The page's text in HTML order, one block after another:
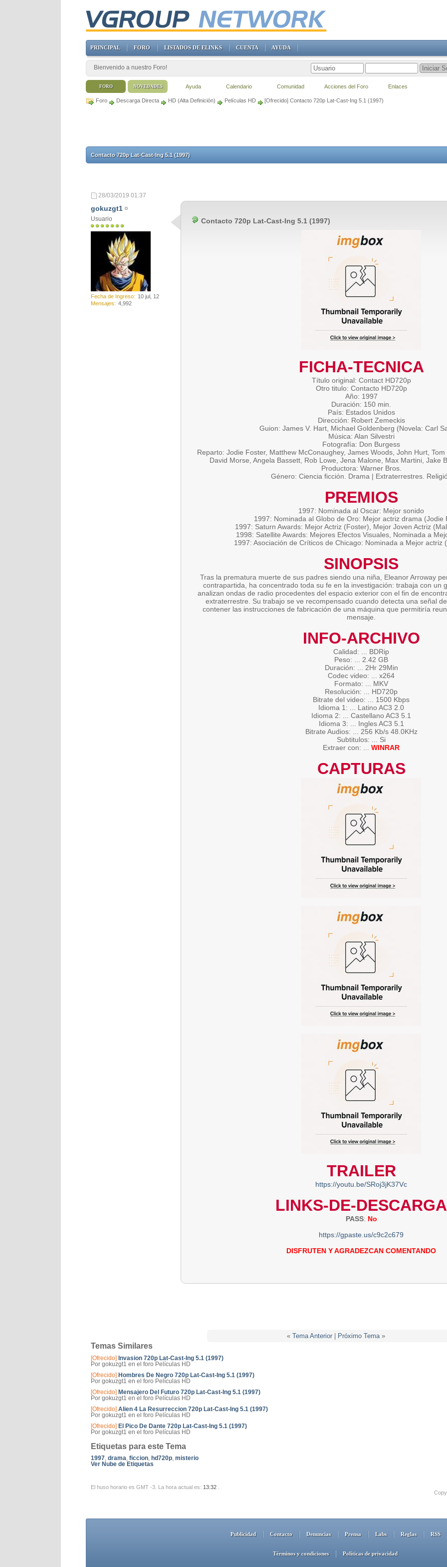
Foro Descarga Directa HD (Alta Definición) Películas HD [Ofrecido] Contacto 720p Lat-Cast-Ing 5.1 (1997)
Contacto 720p Lat-Cast-Ing 5.1 (1997)
28/03/2019 01:37
gokuzgt1
Usuario
Fecha de Ingreso
10 jul, 12
Mensajes
4,992
Contacto 720p Lat-Cast-Ing 5.1 (1997)
FICHA-TECNICA
Título original: Contact HD720p
Otro titulo: Contacto HD720p
Año: 1997
Duración: 150 min.
País: Estados Unidos
Dirección: Robert Zemeckis
Guion: James V. Hart, Michael Goldenberg (Novela: Carl
Música: Alan Silvestri
Fotografía: Don Burgess
Reparto: Jodie Foster, Matthew McConaughey, James Woods, John Hurt, Tom
David Morse, Angela Bassett, Rob Lowe, Jena Malone, Max Martini, Jake
Productora: Warner Bros.
Género: Ciencia ficción. Drama | Extraterrestres.
PREMIOS
1997: Nominada al Oscar: Mejor sonido
1997: Nominada al Globo de Oro: Mejor actriz drama (Jodie
1997: Saturn Awards: Mejor Actriz (Foster), Mejor Joven Actriz
1998: Satellite Awards: Mejores Efectos Visuales, Nominada a
1997: Asociación de Críticos de Chicago: Nominada a Mejor actriz
SINOPSIS
Tras la prematura muerte de sus padres siendo una niña, Eleanor Arroway
contrapartida, ha concentrado toda su fe en la investigación: trabaja con un
analizan ondas de radio procedentes del espacio exterior con el fin de
extraterrestre. Su trabajo se ve recompensado cuando detecta una señal
contener las instrucciones de fabricación de una máquina que permitiría
mensaje.
INFO-ARCHIVO
Calidad: ... BDRip
Peso: ... 2.42 GB
Duración: ... 2Hr 29Min
Codec video: ... x264
Formato: ... MKV
Resolución: ... HD720p
Bitrate del video: ... 1500 Kbps
Idioma 1: ... Latino AC3 2.0
Idioma 2: ... Castellano AC3 5.1
Idioma 3: ... Ingles AC3 5.1
Bitrate Audios: ... 256 Kb/s 48.0KHz
Subtitulos: ... Si
Extraer con: ... WINRAR
CAPTURAS
TRAILER
https://youtu.be/SRoj3jK37Vc
LINKS-DE-DESCARGA
PASS: No
https://gpaste.us/c9c2c679
DISFRUTEN Y AGRADEZCAN COMENTANDO
« Tema Anterior| Próximo Tema »
Temas Similares
[Ofrecido] Invasion 720p Lat-Cast-Ing 5.1 (1997)
Por gokuzgt1 en el foro Películas HD
[Ofrecido] Hombres De Negro 720p Lat-Cast-Ing 5.1 (1997)
Por gokuzgt1 en el foro Películas HD
[Ofrecido] Mensajero Del Futuro 720p Lat-Cast-Ing 5.1 (1997)
Por gokuzgt1 en el foro Películas HD
[Ofrecido] Alien 4 La Resurreccion 720p Lat-Cast-Ing 5.1 (1997)
Por gokuzgt1 en el foro Películas HD
[Ofrecido] El Pico De Dante 720p Lat-Cast-Ing 5.1 (1997)
Por gokuzgt1 en el foro Películas HD
Etiquetas para este Tema
1997, drama, ficcion, hd720p, misterio
Ver Nube de Etiquetas
El huso horario es GMT -3. La hora actual es: 13:32
Publicidad Contacto Denuncias Prensa Labs Reglas RSS
Términos y condiciones Políticas de privacidad
PRINCIPAL FORO LISTADOS DE ELINKS CUENTA AYUDA
Bienvenido a nuestro Foro!
FORO Ayuda Calendario Comunidad Acciones del Foro Enlaces
NOVEDADES